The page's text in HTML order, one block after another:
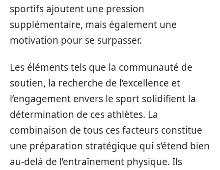
sportifs ajoutent une pression
supplémentaire, mais également une
motivation pour se surpasser.
Les éléments tels que la communauté de
soutien, la recherche de l’excellence et
l’engagement envers le sport solidifient la
détermination de ces athlètes. La
combinaison de tous ces facteurs constitue
une préparation stratégique qui s’étend bien
au-delà de l’entraînement physique. Ils